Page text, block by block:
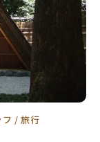
旅行